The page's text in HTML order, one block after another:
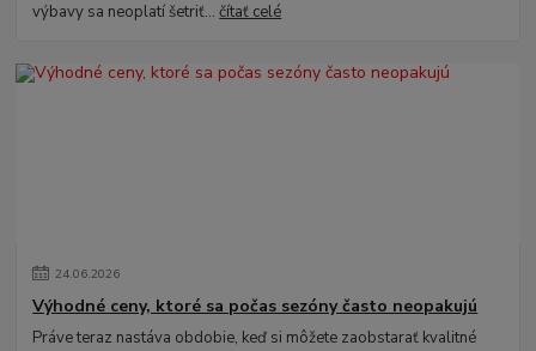
výbavy sa neoplatí šetriť...čítať celé
24.06.2026
Výhodné ceny, ktoré sa počas sezóny často neopakujú
Práve teraz nastáva obdobie, keď si môžete zaobstarať kvalitné